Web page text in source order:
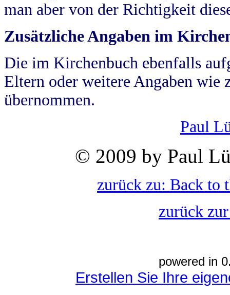
man aber von der Richtigkeit
Zusätzliche Angaben im
Die im Kirchenbuch ebenfalls
Eltern oder weitere Angaben wie
übernommen.
Paul
© 2009 by Paul
zurück zu: Back to
zurück
powered in
Erstellen Sie Ihre